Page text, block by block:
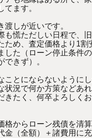
てます。
渡しが近いです。
も慌ただしい日程で、
ため、査定価格より1割
した（ローン停止条件
できず）。
ことにならないように
状況で何か方策などあ
きたく、何卒よろしく
格からローン残債を清
金（全額）＋諸費用に